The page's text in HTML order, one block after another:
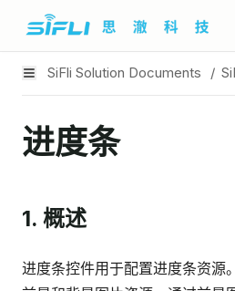
SiFli Solution Documents /
进度条
1. 概述
进度条控件用于配置进度条资源